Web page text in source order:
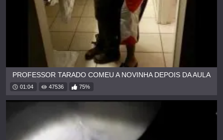
PROFESSOR TARADO COMEU A NOVINHA DEPOIS DA AULA
01:04 47536 75%